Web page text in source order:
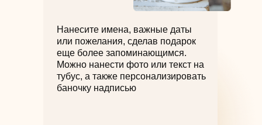
Нанесите имена, важные даты
или пожелания, сделав подарок
еще более запоминающимся.
Можно нанести фото или текст на
тубус, а также персонализировать
баночку надписью